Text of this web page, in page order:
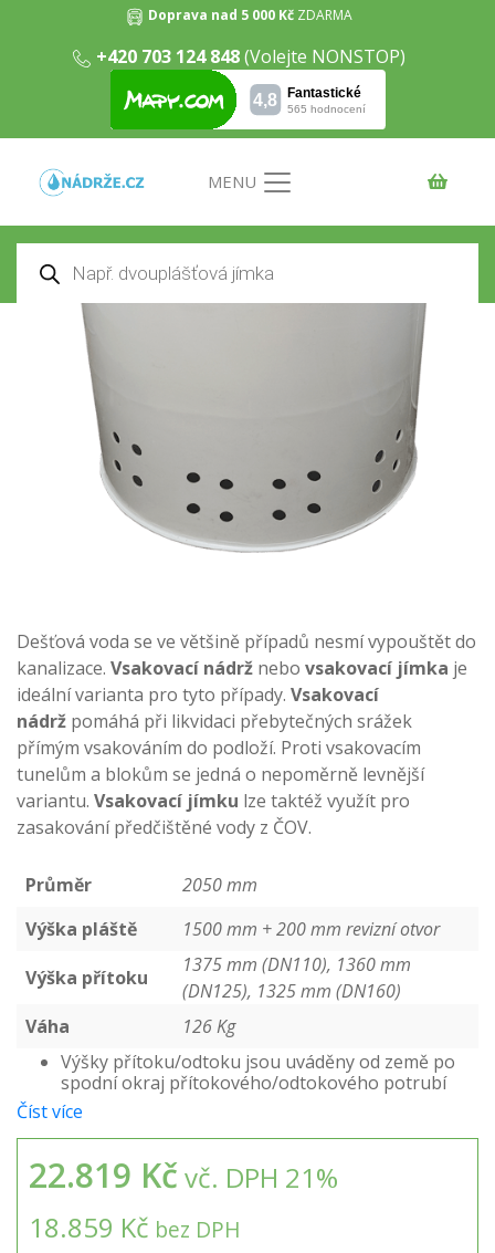
Doprava nad 5 000 Kč ZDARMA
+420 703 124 848(Volejte NONSTOP)
MENU
Products
search
Vsakovací jímka 5m3
Vsakovací jímky/ Vsakovací jímka 5m3
Dešťová voda se ve většině případů nesmí vypouštět do
kanalizace. Vsakovací nádrž nebo vsakovací jímka je
ideální varianta pro tyto případy. Vsakovací
nádrž pomáhá při likvidaci přebytečných srážek
přímým vsakováním do podloží. Proti vsakovacím
tunelům a blokům se jedná o nepoměrně levnější
variantu. Vsakovací jímku lze taktéž využít pro
zasakování předčištěné vody z ČOV.
Průměr
2050 mm
Výška pláště
1500 mm + 200 mm revizní otvor
Výška přítoku
1375 mm (DN110), 1360 mm
(DN125), 1325 mm (DN160)
Váha
126 Kg
Výšky přítoku/odtoku jsou uváděny od země po
spodní okraj přítokového/odtokového potrubí
Číst více
22.819 Kč vč. DPH 21%
18.859 Kč bez DPH